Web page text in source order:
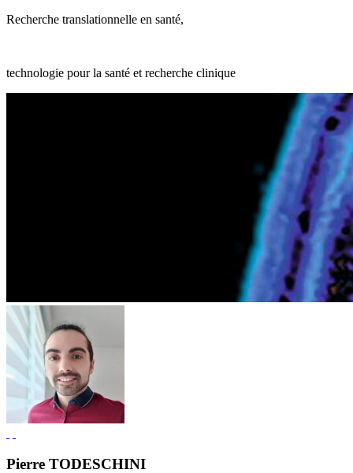
Recherche translationnelle en santé,
technologie pour la santé et recherche clinique
Pierre TODESCHINI